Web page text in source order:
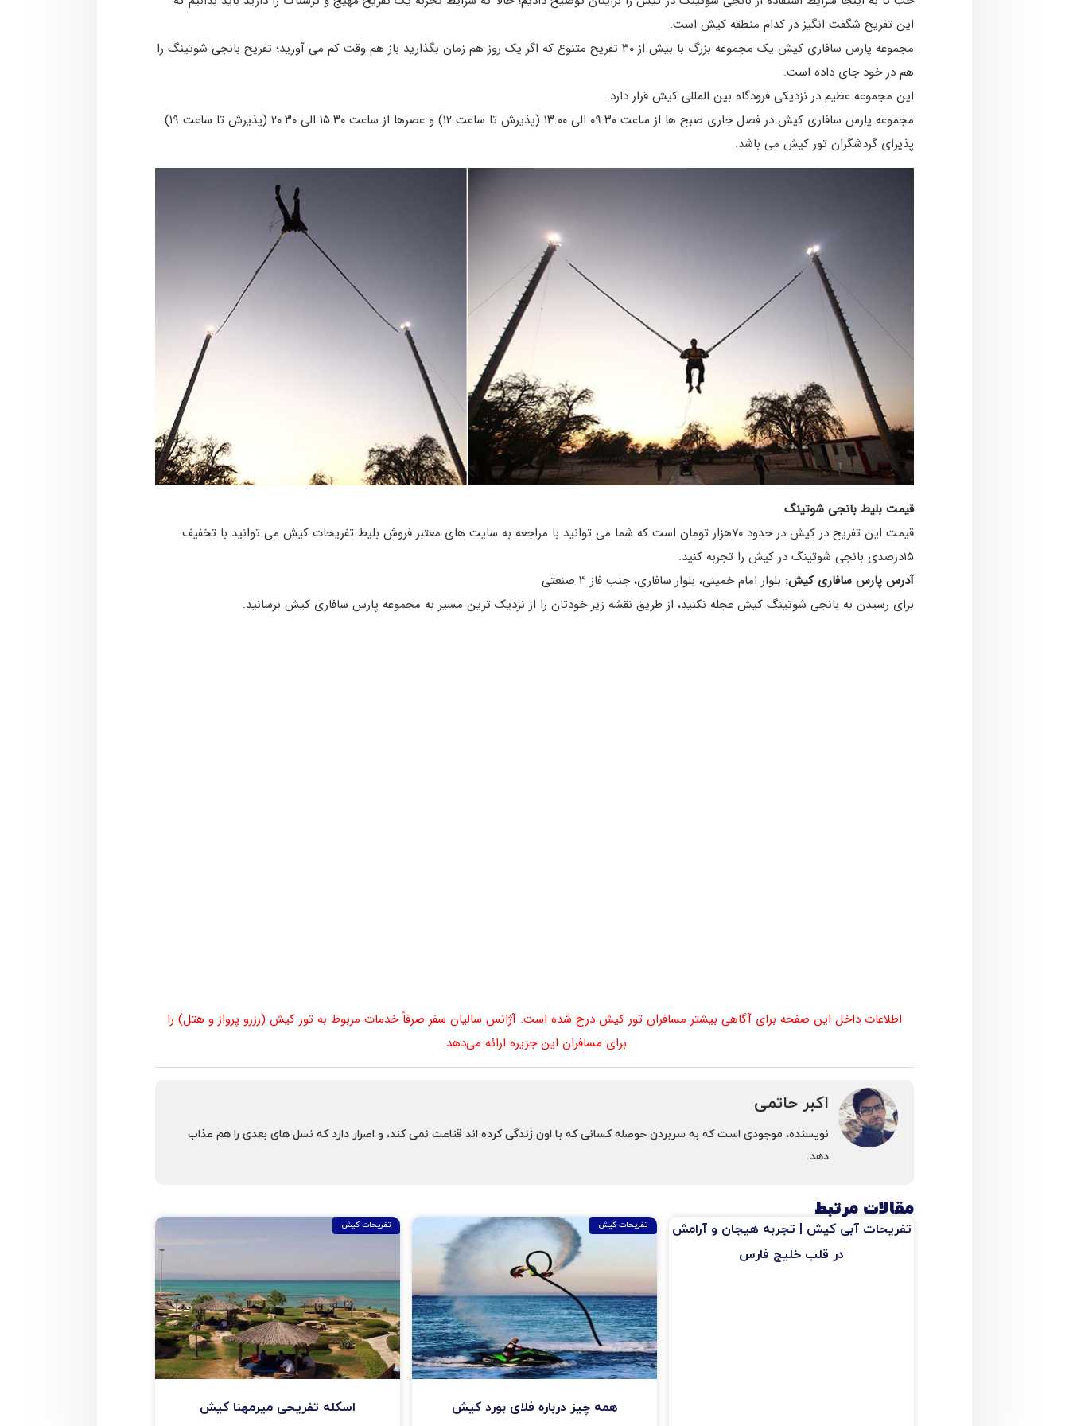
این تفریح شگفت انگیز در کدام منطقه کیش است.
مجموعه پارس سافاری کیش یک مجموعه بزرگ با بیش از ۳۰ تفریح متنوع که اگر یک روز هم زمان بگذارید باز هم وقت کم می آورید؛ تفریح بانجی شوتینگ را
هم در خود جای داده است.
این مجموعه عظیم در نزدیکی فرودگاه بین المللی کیش قرار دارد.
مجموعه پارس سافاری کیش در فصل جاری صبح ها از ساعت ۰۹:۳۰ الی ۱۳:۰۰ (پذیرش تا ساعت ۱۲) و عصرها از ساعت ۱۵:۳۰ الی ۲۰:۳۰ (پذیرش تا ساعت ۱۹)
پذیرای گردشگران تور کیش می باشد.
قیمت بلیط بانجی شوتینگ
قیمت این تفریح در کیش در حدود ۷۰هزار تومان است که شما می توانید با مراجعه به سایت های معتبر فروش بلیط تفریحات کیش می توانید با تخفیف
۱۵درصدی بانجی شوتینگ در کیش را تجربه کنید.
آدرس پارس سافاری کیش: بلوار امام خمینی، بلوار سافاری، جنب فاز ۳ صنعتی
برای رسیدن به بانجی شوتینگ کیش عجله نکنید، از طریق نقشه زیر خودتان را از نزدیک ترین مسیر به مجموعه پارس سافاری کیش برسانید.
اطلاعات داخل این صفحه برای آگاهی بیشتر مسافران تور کیش درج شده است. آژانس سالیان سفر صرفاً خدمات مربوط به تور کیش (رزرو پرواز و هتل) را
برای مسافران این جزیره ارائه می‌دهد.
اکبر حاتمی
نویسنده، موجودی است كه به سربردن حوصله كسانی كه با اون زندگی كرده اند قناعت نمی كند، و اصرار دارد كه نسل های بعدی را هم عذاب
دهد.
مقالات مرتبط
تفریحات آبی کیش | تجربه هیجان و آرامش
در قلب خلیج فارس
تفریحات کیش
همه چیز درباره فلای بورد کیش
تفریحات کیش
اسکله تفریحی میرمهنا کیش